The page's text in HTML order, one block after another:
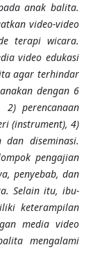
anak balita.
video-video
terapi wicara.
video edukasi
agar terhindar
dengan 6
perencanaan
(instrument), 4)
diseminasi.
pengajian
penyebab, dan
Selain itu, ibu-
keterampilan
media video
mengalami